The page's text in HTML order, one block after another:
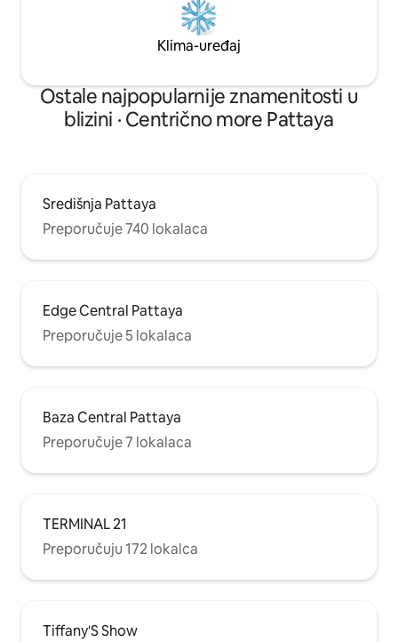
a moj gostoljubivi domaćin, koji vam
može pomoći da riješite sve svoje
probleme, znam što vam je
smještaj!Možete birati između i drugih
oglasa!
Klima-uređaj
Ostale najpopularnije znamenitosti u
blizini · Centrično more Pattaya
Središnja Pattaya
Preporučuje 740 lokalaca
Edge Central Pattaya
Preporučuje 5 lokalaca
Baza Central Pattaya
Preporučuje 7 lokalaca
TERMINAL 21
Preporučuju 172 lokalca
Tiffany'S Show